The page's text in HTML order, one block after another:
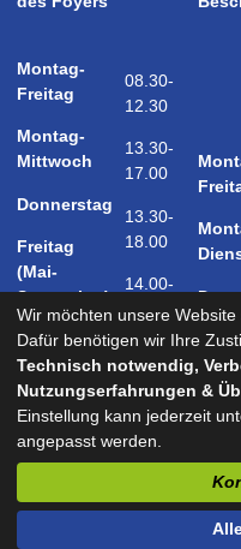
Montag-
Freitag
Montag-
Mittwoch
Donnerstag
Freitag
(Mai-
September)
Samstag
(Mai-
September)
08.30-
12.30
13.30-
17.00
13.30-
18.00
14.00-
17.00
09.00-
12.00
und nach Vereinbarung
Kontakt Impressum
Wir möchten unsere
Dafür benötigen wir Ihre
Technisch notwendig,
Nutzungserfahrungen &
Einstellung kann jederzeit
angepasst werden.